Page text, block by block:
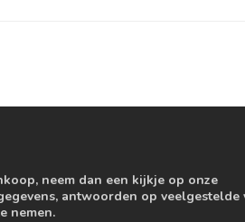
neem dan een kijkje op onze
antwoorden op veelgestelde
nemen.